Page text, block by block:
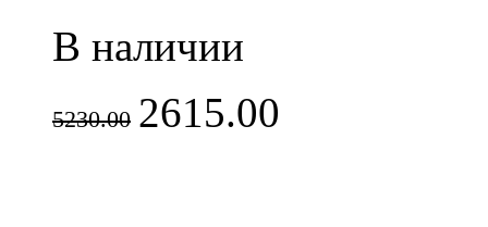
В наличии
5230.00 2615.00